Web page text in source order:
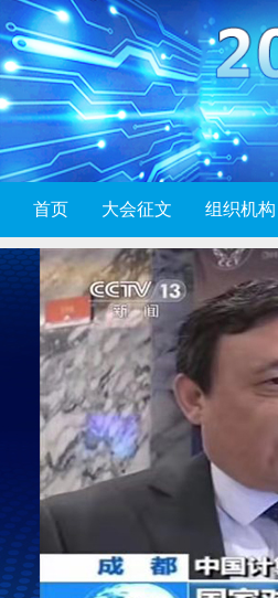
首页 大会征文 组织机构